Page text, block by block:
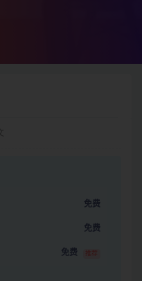
免费
免费
免费 推荐